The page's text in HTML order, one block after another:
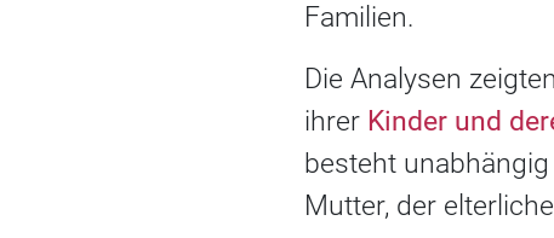
Familien.
Die Analysen
ihrer Kinder und
besteht
Mutter, der